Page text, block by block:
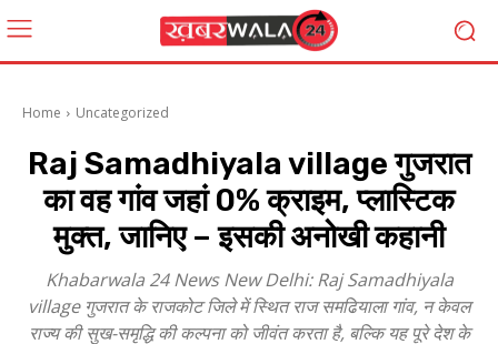
Home Uncategorized
Raj Samadhiyala village गुजरात
का वह गांव जहां 0% क्राइम, प्लास्टिक
मुक्त, जानिए – इसकी अनोखी कहानी
Khabarwala 24 News New Delhi: Raj Samadhiyala
village गुजरात के राजकोट जिले में स्थित राज समढियाला गांव, न केवल
राज्य की सुख-समृद्धि की कल्पना को जीवंत करता है, बल्कि यह पूरे देश के